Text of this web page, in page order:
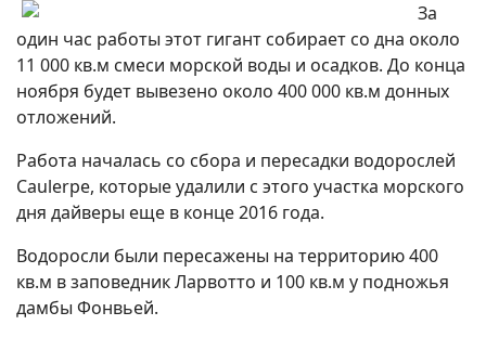
За
один час работы этот гигант собирает со дна около
11 000 кв.м смеси морской воды и осадков. До конца
ноября будет вывезено около 400 000 кв.м донных
отложений.
Работа началась со сбора и пересадки водорослей
Caulerpe, которые удалили с этого участка морского
дня дайверы еще в конце 2016 года.
Водоросли были пересажены на территорию 400
кв.м в заповедник Ларвотто и 100 кв.м у подножья
дамбы Фонвьей.